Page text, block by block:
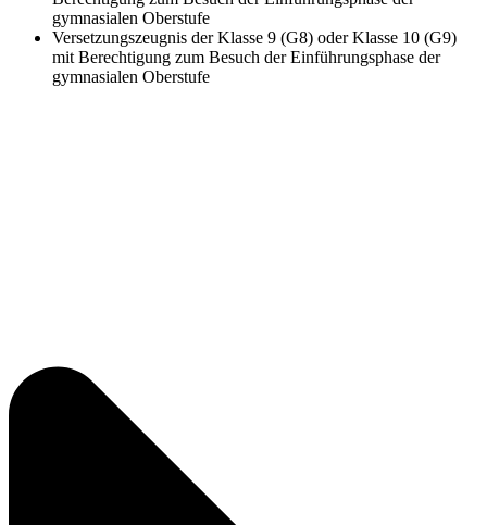
gymnasialen Oberstufe
Versetzungszeugnis der Klasse 9 (G8) oder Klasse 10 (G9)
mit Berechtigung zum Besuch der Einführungsphase der
gymnasialen Oberstufe